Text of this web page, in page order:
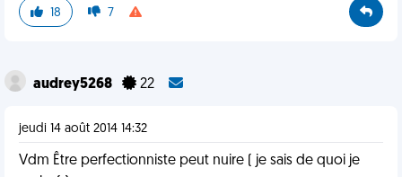
18 7
audrey5268 22
jeudi 14 août 2014 14:32
Vdm Être perfectionniste peut nuire ( je sais de quoi je